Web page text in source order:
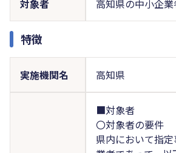
対象者 高知県の中小企業
特徴
実施機関名 高知県
■対象者
〇対象者の要件
県内において指